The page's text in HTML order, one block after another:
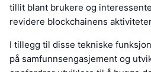
tillit blant brukere og
revidere blockchainens
I tillegg til disse tekniske
på samfunnsengasjement og